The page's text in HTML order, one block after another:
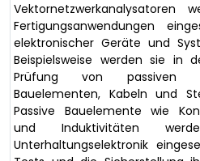
Vektornetzwerkanalysatoren
Fertigungsanwendungen
elektronischer Geräte und
Beispielsweise werden sie in
Prüfung von passiven
Bauelementen, Kabeln und
Passive Bauelemente wie
und Induktivitäten
Unterhaltungselektronik